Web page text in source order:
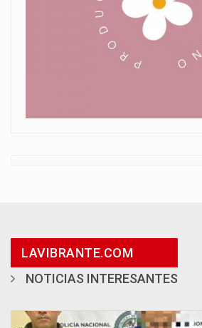
LAVIBRANTE.COM
NOTICIAS INTERESANTES